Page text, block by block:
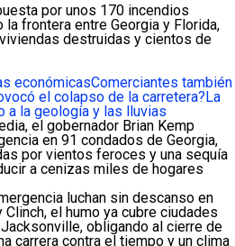
por unos 170 incendios
frontera entre Georgia y Florida,
destruidas y cientos de
económicasComerciantes también
el colapso de la carretera?La
a la geología y las lluvias
el gobernador Brian Kemp
en 91 condados de Georgia,
por vientos feroces y una sequía
a cenizas miles de hogares
luchan sin descanso en
el humo ya cubre ciudades
obligando al cierre de
carrera contra el tiempo y un clima